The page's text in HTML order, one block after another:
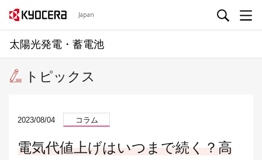
Japan
太陽光発電・蓄電池
トピックス
2023/08/04 コラム
電気代値上げはいつまで続く？高